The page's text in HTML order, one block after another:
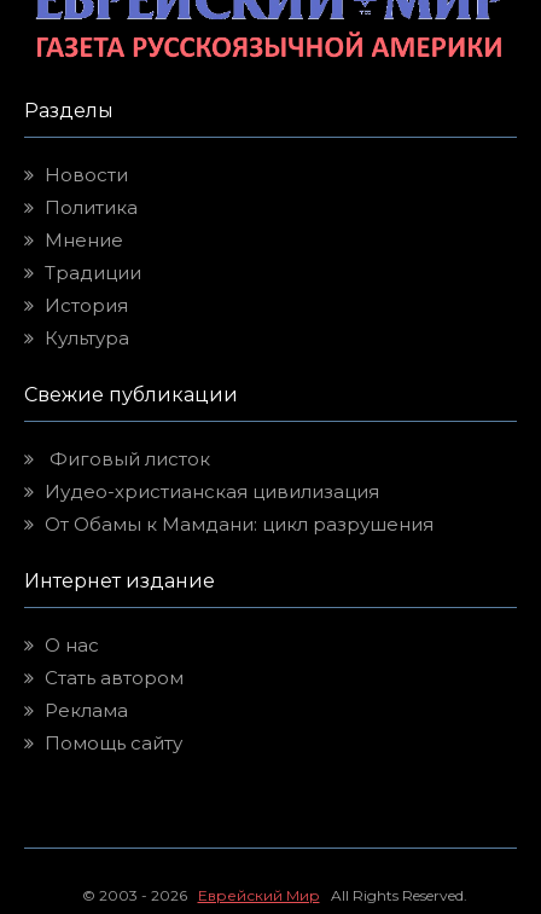
Разделы
Новости
Политика
Мнение
Традиции
История
Культура
Свежие публикации
Фиговый листок
Иудео-христианская цивилизация
От Обамы к Мамдани: цикл разрушения
Интернет издание
О нас
Стать автором
Реклама
Помощь сайту
© 2003 - 2026 Еврейский Мир All Rights Reserved.